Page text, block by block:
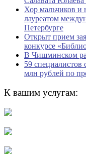
Хор мальчиков и
лауреатом
Петербурге
Открыт прием
конкурсе
В Чишминском
59 специалистов
млн рублей по
К вашим услугам: